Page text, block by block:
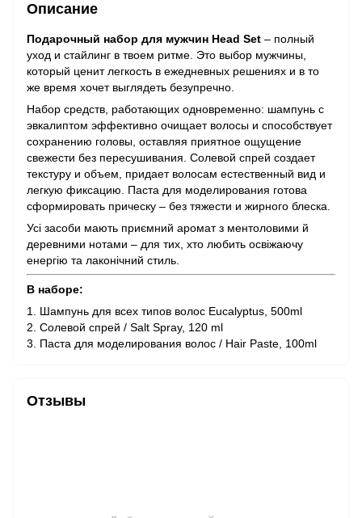
Описание
Подарочный набор для мужчин Head Set – полный
уход и стайлинг в твоем ритме. Это выбор мужчины,
который ценит легкость в ежедневных решениях и в то
же время хочет выглядеть безупречно.
Набор средств, работающих одновременно: шампунь с
эвкалиптом эффективно очищает волосы и способствует
сохранению головы, оставляя приятное ощущение
свежести без пересушивания. Солевой спрей создает
текстуру и объем, придает волосам естественный вид и
легкую фиксацию. Паста для моделирования готова
сформировать прическу – без тяжести и жирного блеска.
Усі засоби мають приємний аромат з ментоловими й
деревними нотами – для тих, хто любить освіжаючу
енергію та лаконічний стиль.
В наборе:
1. Шампунь для всех типов волос Eucalyptus, 500ml
2. Солевой спрей / Salt Spray, 120 ml
3. Паста для моделирования волос / Hair Paste, 100ml
Отзывы